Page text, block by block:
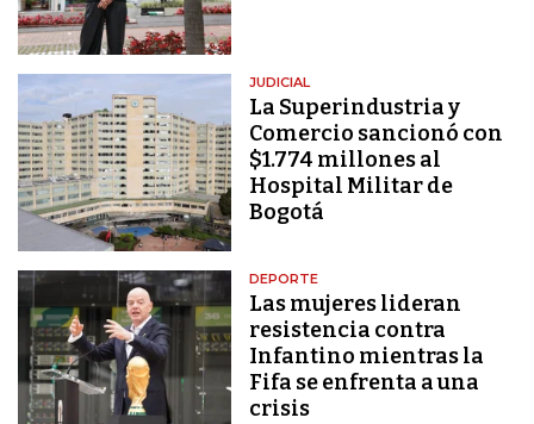
JUDICIAL
La Superindustria y
Comercio sancionó con
$1.774 millones al
Hospital Militar de
Bogotá
DEPORTE
Las mujeres lideran
resistencia contra
Infantino mientras la
Fifa se enfrenta a una
crisis